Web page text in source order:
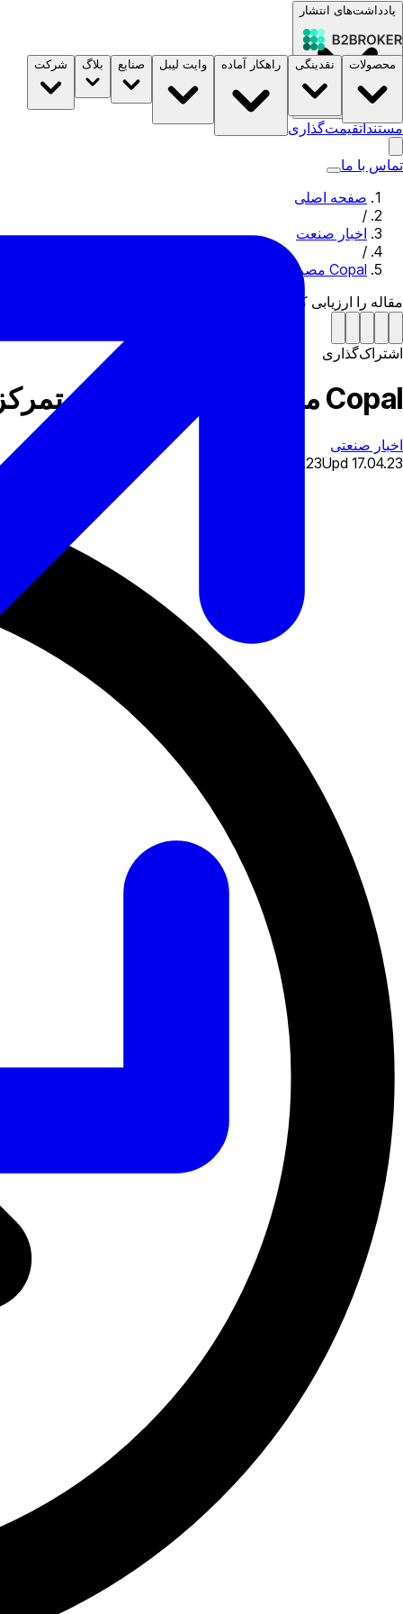
یادداشت‌های انتشار
مستنداتقیمت‌گذاری
محصولات نقدینگی راهکار آماده وایت لیبل صنایع بلاگ شرکت
تماس با ما
صفحه اصلی
/
اخبار صنعت
/
Copal مصر یک برنامه پولی متمرکز بر خانواده را معرفی می کند
مقاله را ارزیابی کن
اشتراک‌گذاری
Copal مصر یک برنامه پولی متمرکز بر خانواده را معرفی می کند
اخبار صنعتی
19.02.23Upd 17.04.23